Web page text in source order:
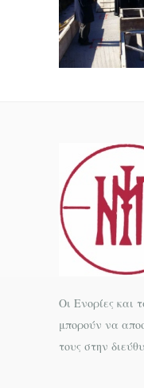
Οι Ενορίες και
μπορούν να
τους στην